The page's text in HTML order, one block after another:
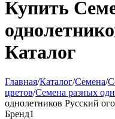
Купить
Каталог
Главная/Каталог/Семена/
цветов/Семена разных
однолетников Русский
Бренд1